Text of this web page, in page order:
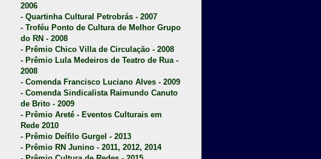
2006
- Quartinha Cultural Petrobrás - 2007
- Troféu Ponto de Cultura de Melhor Grupo
do RN - 2008
- Prêmio Chico Villa de Circulação - 2008
- Prêmio Lula Medeiros de Teatro de Rua -
2008
- Comenda Francisco Luciano Alves - 2009
- Comenda Sindicalista Raimundo Canuto
de Brito - 2009
- Prêmio Areté - Eventos Culturais em
Rede 2010
- Prêmio Deífilo Gurgel - 2013
- Prêmio RN Junino - 2011, 2012, 2014